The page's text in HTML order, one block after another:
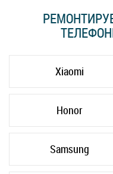
Xiaomi
Honor
Samsung